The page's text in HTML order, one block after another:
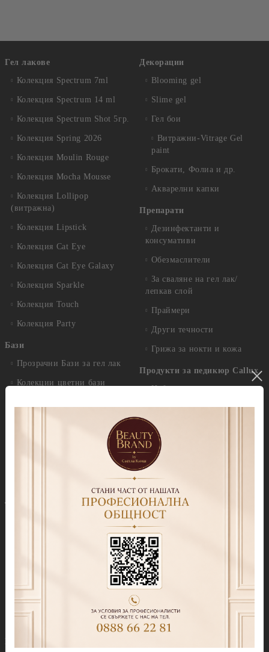
Гел лакове
Колекция Spectrum 7ml
Колекция Spectrum 14 ml
Колекция Spectrum Shot 5гр.
Колекция Spring 2026
Колекция Moulin Rouge
Колекция Mocha Mousse
Колекция Lollipop
(витражна)
Колекция Lipstick
Колекция Cat Eye
Колекция Cat Eye Galaxy
Колекция Sparkle
Колекция Touch
Колекция Party
Бази
Прозрачни Бази за гел лак
Колекции цветни бази
Колекция Thermo Cover
Топ лакове
Топ лакове с ефекти
Топ лакове за дизайн
Продукти за изграждане
Декорации
Blooming gel
Slime gel
Гел бои
Витражни-Vitrage Gel
paint
Брокати, Фолиа и др.
Акварелни капки
Препарати
Дезинфектанти и
консумативи
Обезмаслители
За сваляне на гел лак/
лепкав слой
Праймери
Други течности
Грижа за нокти и кожа
Продукти за педикюр Callux
Избери по серия
Callux Серия Лавандула
Callux Серия Класик
Callux Серия Манго и
мента
Callux Серия Боровинки
Callux Серия Портокали
Callux Серия PODOLOGIC
Соли за педикюр
Кремове и маски
Скраб
Серуми и лечебни продукти
Препарати за премахване
мъртва кожа